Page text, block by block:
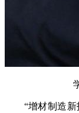
“增材制造新